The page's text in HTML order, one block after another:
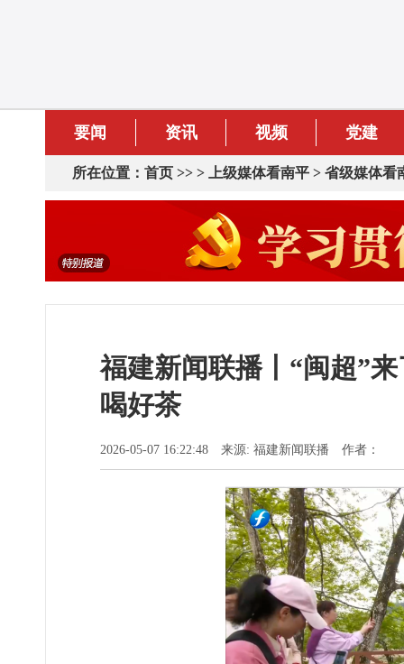
要闻 资讯 视频 党建
所在位置： 首页 >> > 上级媒体看南平 > 省级媒体看
福建新闻联播丨“闽超”
喝好茶
2026-05-07 16:22:48 来源: 福建新闻联播 作者：